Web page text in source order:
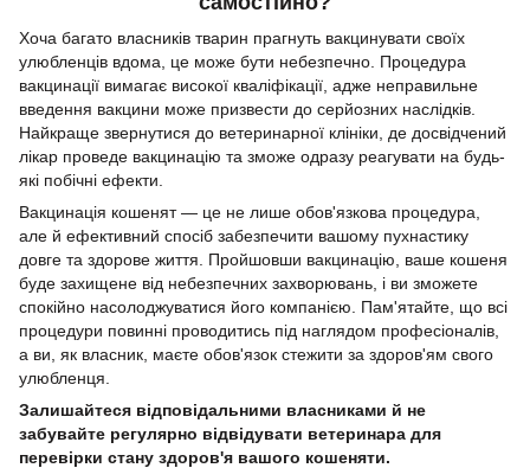
Хоча багато власників тварин прагнуть вакцинувати своїх
улюбленців вдома, це може бути небезпечно. Процедура
вакцинації вимагає високої кваліфікації, адже неправильне
введення вакцини може призвести до серйозних наслідків.
Найкраще звернутися до ветеринарної клініки, де досвідчений
лікар проведе вакцинацію та зможе одразу реагувати на будь-
які побічні ефекти.
Вакцинація кошенят — це не лише обов'язкова процедура,
але й ефективний спосіб забезпечити вашому пухнастику
довге та здорове життя. Пройшовши вакцинацію, ваше кошеня
буде захищене від небезпечних захворювань, і ви зможете
спокійно насолоджуватися його компанією. Пам'ятайте, що всі
процедури повинні проводитись під наглядом професіоналів,
а ви, як власник, маєте обов'язок стежити за здоров'ям свого
улюбленця.
Залишайтеся відповідальними власниками й не
забувайте регулярно відвідувати ветеринара для
перевірки стану здоров'я вашого кошеняти.